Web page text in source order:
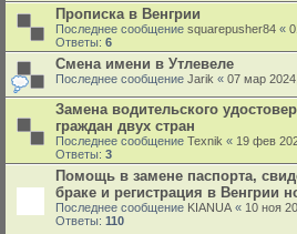
Прописка в Венгрии
Последнее сообщение squarepusher84 «
Ответы: 6
Смена имени в Утлевеле
Последнее сообщение Jarik « 07 мар
Замена водительского
граждан двух стран
Последнее сообщение Texnik « 19 фев
Ответы: 3
Помощь в замене паспорта,
браке и регистрация в Венгрии
Последнее сообщение KIANUA « 10 ноя
Ответы: 110